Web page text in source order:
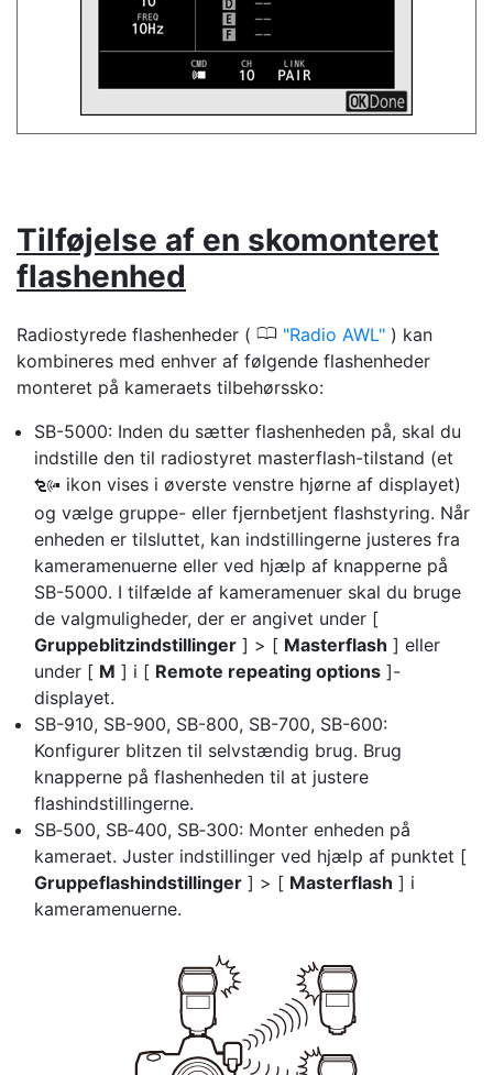
Tilføjelse af en skomonteret
flashenhed
Radiostyrede flashenheder ( 0 Radio AWL ) kan
kombineres med enhver af følgende flashenheder
monteret på kameraets tilbehørssko:
SB-5000: Inden du sætter flashenheden på, skal du
indstille den til radiostyret masterflash-tilstand (et
d ikon vises i øverste venstre hjørne af displayet)
og vælge gruppe- eller fjernbetjent flashstyring. Når
enheden er tilsluttet, kan indstillingerne justeres fra
kameramenuerne eller ved hjælp af knapperne på
SB-5000. I tilfælde af kameramenuer skal du bruge
de valgmuligheder, der er angivet under [
Gruppeblitzindstillinger ] > [ Masterflash ] eller
under [ M ] i [ Remote repeating options ]-
displayet.
SB-910, SB-900, SB-800, SB-700, SB-600:
Konfigurer blitzen til selvstændig brug. Brug
knapperne på flashenheden til at justere
flashindstillingerne.
SB‑500, SB‑400, SB‑300: Monter enheden på
kameraet. Juster indstillinger ved hjælp af punktet [
Gruppeflashindstillinger ] > [ Masterflash ] i
kameramenuerne.